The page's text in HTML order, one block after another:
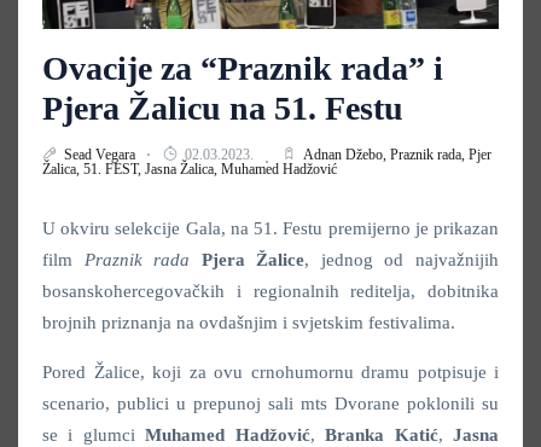
Ovacije za “Praznik rada” i
Pjera Žalicu na 51. Festu
Sead Vegara 02.03.2023. Adnan Džebo, Praznik rada, Pjer
Žalica, 51. FEST, Jasna Žalica, Muhamed Hadžović
U okviru selekcije Gala, na 51. Festu premijerno je prikazan
film Praznik rada Pjera Žalice, jednog od najvažnijih
bosanskohercegovačkih i regionalnih reditelja, dobitnika
brojnih priznanja na ovdašnjim i svjetskim festivalima.
Pored Žalice, koji za ovu crnohumornu dramu potpisuje i
scenario, publici u prepunoj sali mts Dvorane poklonili su
se i glumciMuhamed Hadžović,Branka Katić,Jasna